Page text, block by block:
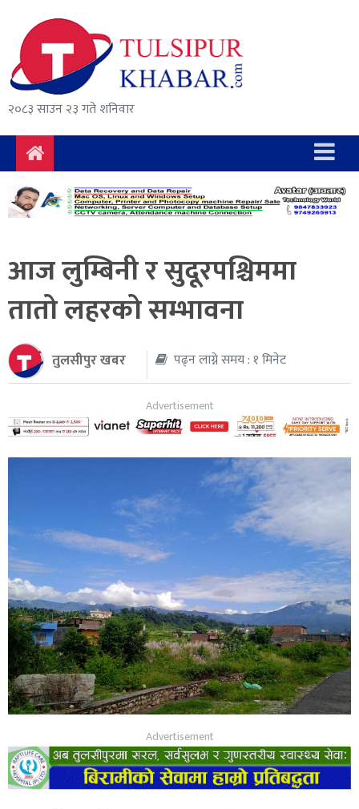
२०८३ साउन २३ गते शनिवार
समाचार
राजनीति
सुरक्षा/
अपराध
दुर्घटना
विचार
अर्थ
संवाद
मनोरञ्जन
आज लुम्बिनी र सुदूरपश्चिममा
तातो लहरको सम्भावना
तुलसीपुर खबर पढ्न लाग्ने समय : १ मिनेट